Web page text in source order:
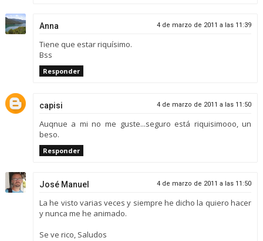
Anna 4 de marzo de 2011 a las 11:39
Tiene que estar riquísimo.
Bss
Responder
capisi 4 de marzo de 2011 a las 11:50
Auqnue a mi no me guste...seguro está riquisimooo, un
beso.
Responder
José Manuel 4 de marzo de 2011 a las 11:50
La he visto varias veces y siempre he dicho la quiero hacer
y nunca me he animado.
Se ve rico, Saludos